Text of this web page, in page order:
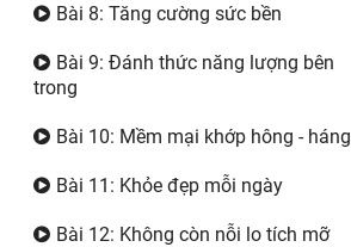
Bài 8: Tăng cường sức bền
Bài 9: Đánh thức năng lượng bên
trong
Bài 10: Mềm mại khớp hông - háng
Bài 11: Khỏe đẹp mỗi ngày
Bài 12: Không còn nỗi lo tích mỡ